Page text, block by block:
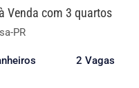
Venda com 3 quartos
PR
2 Vagas